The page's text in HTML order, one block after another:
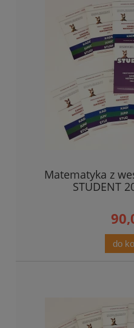
Matematyka z
STUDENT
do